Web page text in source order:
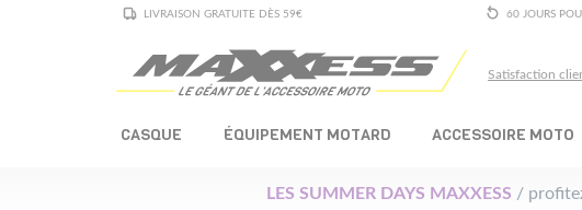
LIVRAISON GRATUITE DÈS 59€ 60 JOURS
Satisfaction
CASQUE ÉQUIPEMENT MOTARD ACCESSOIRE MOTO
LES SUMMER DAYS MAXXESS /